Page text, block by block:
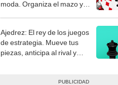
moda. Organiza el mazo y
Ajedrez: El rey de los juegos
de estrategia. Mueve tus
piezas, anticipa al rival y